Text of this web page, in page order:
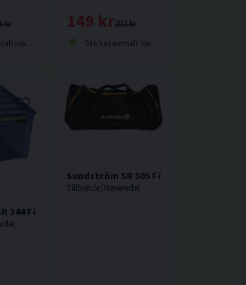
kr
2-5 dagar
203 kr
149 kr
Skickas normalt inom 2-5 dagar
344 Förvaringslåda
Sundström SR 505 Förvaringsväska till
Tillbehör/Reservdel.